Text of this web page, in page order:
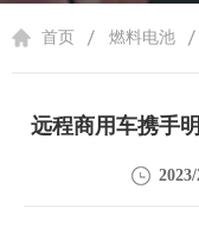
首页 燃料电池
远程商用车携手